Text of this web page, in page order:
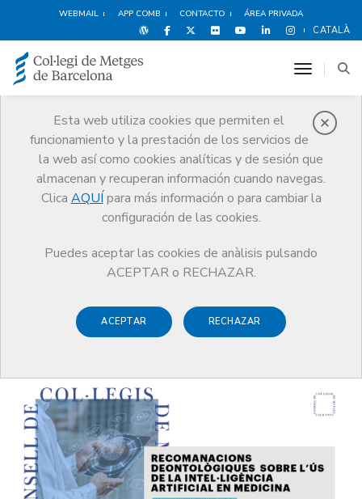
WEBMAIL APP COMB CONTACTO ÁREA PRIVADA
CATALÀ
Esta web utiliza cookies que permiten el
funcionamiento y la prestación de los servicios de
la web así como cookies analíticas y de sesión que
almacenan y recuperan información cuando navegas.
Clica AQUÍ para más información o para cambiar la
configuración de las cookies.
Puedes aceptar las cookies de anàlisis pulsando
ACEPTAR o RECHAZAR.
ACEPTAR RECHAZAR
toggle
Posicionamentos
El CoMB
Documentos de posición y notas de la Comisión de Deontología
notas de la Comisión de